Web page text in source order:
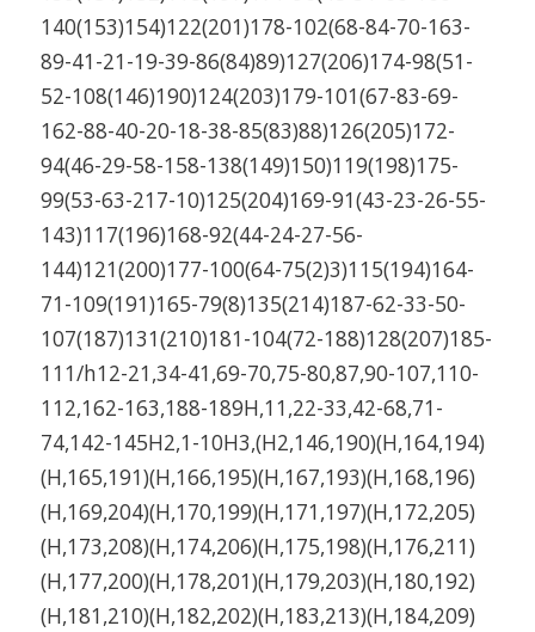
140(153)154)122(201)178-102(68-84-70-163-
89-41-21-19-39-86(84)89)127(206)174-98(51-
52-108(146)190)124(203)179-101(67-83-69-
162-88-40-20-18-38-85(83)88)126(205)172-
94(46-29-58-158-138(149)150)119(198)175-
99(53-63-217-10)125(204)169-91(43-23-26-55-
143)117(196)168-92(44-24-27-56-
144)121(200)177-100(64-75(2)3)115(194)164-
71-109(191)165-79(8)135(214)187-62-33-50-
107(187)131(210)181-104(72-188)128(207)185-
111/h12-21,34-41,69-70,75-80,87,90-107,110-
112,162-163,188-189H,11,22-33,42-68,71-
74,142-145H2,1-10H3,(H2,146,190)(H,164,194)
(H,165,191)(H,166,195)(H,167,193)(H,168,196)
(H,169,204)(H,170,199)(H,171,197)(H,172,205)
(H,173,208)(H,174,206)(H,175,198)(H,176,211)
(H,177,200)(H,178,201)(H,179,203)(H,180,192)
(H,181,210)(H,182,202)(H,183,213)(H,184,209)